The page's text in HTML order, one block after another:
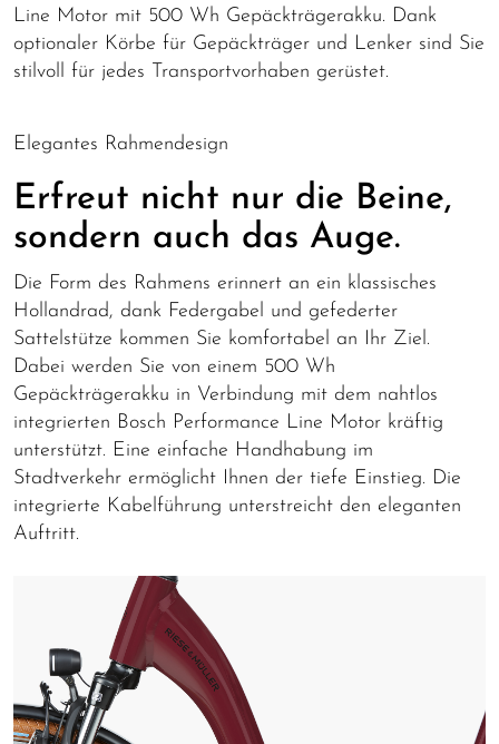
Line Motor mit 500 Wh Gepäckträgerakku. Dank
optionaler Körbe für Gepäckträger und Lenker sind Sie
stilvoll für jedes Transportvorhaben gerüstet.
Elegantes Rahmendesign
Erfreut nicht nur die Beine,
sondern auch das Auge.
Die Form des Rahmens erinnert an ein klassisches
Hollandrad, dank Federgabel und gefederter
Sattelstütze kommen Sie komfortabel an Ihr Ziel.
Dabei werden Sie von einem 500 Wh
Gepäckträgerakku in Verbindung mit dem nahtlos
integrierten Bosch Performance Line Motor kräftig
unterstützt. Eine einfache Handhabung im
Stadtverkehr ermöglicht Ihnen der tiefe Einstieg. Die
integrierte Kabelführung unterstreicht den eleganten
Auftritt.